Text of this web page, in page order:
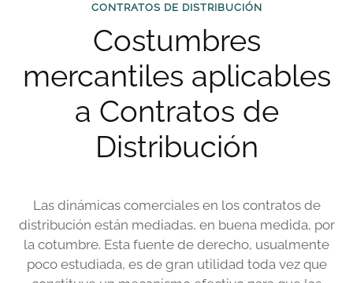
CONTRATOS DE DISTRIBUCIÓN
Costumbres
mercantiles aplicables
a Contratos de
Distribución
Las dinámicas comerciales en los contratos de
distribución están mediadas, en buena medida, por
la cotumbre. Esta fuente de derecho, usualmente
poco estudiada, es de gran utilidad toda vez que